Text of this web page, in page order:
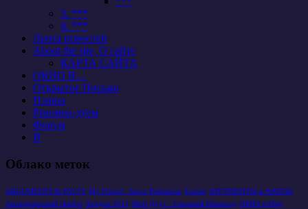
3. ***
4. ***
Лента новостей
About the site, О сайте
КАРТА САЙТА
ОКНО В…
Открытое Письмо
Планы
Рекомен-дуем
Форум
Я
Облако меток
ARGUMENTS & FACTS My Friend - Snow Pedestrian Twitter АРГУМЕНТЫ и ФАКТЫ
Антикризисный Ликбез Лондон 2012 Мой Друг - Снежный Пешеход ОКНО в Мир